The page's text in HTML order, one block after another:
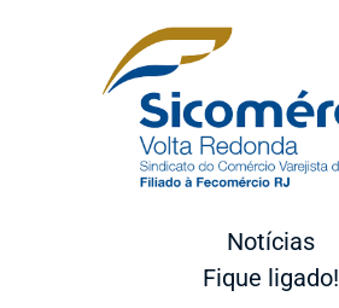
Notícias
Fique ligado!